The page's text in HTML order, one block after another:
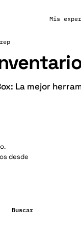
Mis
La mejor
desde
Buscar